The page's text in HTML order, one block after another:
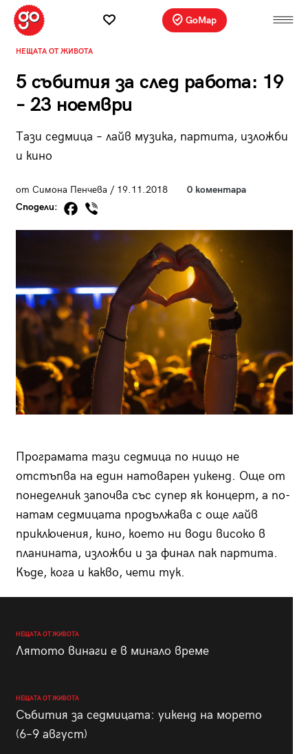
GoMap
НЕЩАТА ОТ ЖИВОТА
5 събития за след работа: 19
– 23 ноември
Тази седмица – лайв музика, партита, изложби
и кино
от Симона Пенчева / 19.11.2018
0 коментара
Сподели:
Програмата тази седмица по нищо не
отстъпва на един натоварен уикенд. Още от
понеделник започва със супер як концерт, а по-
натам седмицата продължава с още лайв
приключения, кино, което ни води високо в
планината, изложби и за финал пак партита.
Къде, кога и какво, чети тук.
НЕЩАТА ОТ ЖИВОТА
Лятото винаги е в минало време
НЕЩАТА ОТ ЖИВОТА
Събития за седмицата: уикенд на морето
(6–9 август)